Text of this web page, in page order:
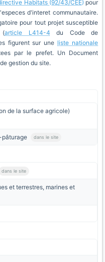
Habitats (92/43/CEE) pour
d'interet communautaire.
pour tout projet susceptible
(article L414-4 du Code de
figurent sur une liste nationale
par le prefet. Un Document
gestion du site.
de la surface agricole)
pâturage dans le site
dans le site
et terrestres, marines et